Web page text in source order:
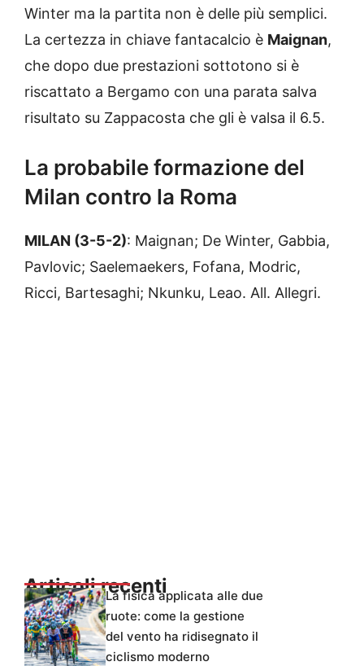
Winter ma la partita non è delle più semplici.
La certezza in chiave fantacalcio è Maignan,
che dopo due prestazioni sottotono si è
riscattato a Bergamo con una parata salva
risultato su Zappacosta che gli è valsa il 6.5.
La probabile formazione del
Milan contro la Roma
MILAN (3-5-2): Maignan; De Winter, Gabbia,
Pavlovic; Saelemaekers, Fofana, Modric,
Ricci, Bartesaghi; Nkunku, Leao. All. Allegri.
Articoli recentiLa fisica applicata alle due
ruote: come la gestione
del vento ha ridisegnato il
ciclismo moderno